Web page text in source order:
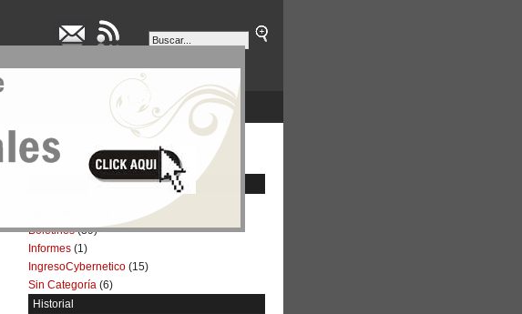
BOLETINES NEGOCIOS
Boletines(39)
Informes (1)
IngresoCybernetico (15)
Sin Categoría (6)
Historial